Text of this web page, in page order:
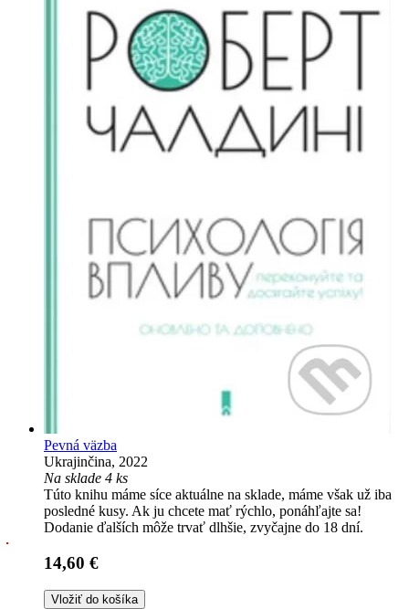
Pevná väzba
Ukrajinčina, 2022
Na sklade 4 ks
Túto knihu máme síce aktuálne na sklade, máme však už iba
posledné kusy. Ak ju chcete mať rýchlo, ponáhľajte sa!
Dodanie ďalších môže trvať dlhšie, zvyčajne do 18 dní.
14,60 €
Vložiť do košíka